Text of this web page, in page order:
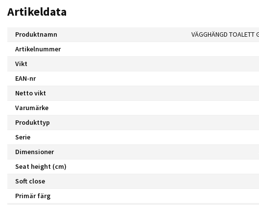
Artikeldata
Produktnamn
Artikelnummer
Vikt
EAN-nr
Netto vikt
Varumärke
Produkttyp
Serie
Dimensioner
Seat height (cm)
Soft close
Primär färg